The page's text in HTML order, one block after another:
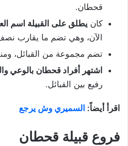
قحطان.
كان يطلق على القبيلة اسم
الآن، وهي تضم ما يقارب
تضم مجموعة من القبائل،
اشتهر أفراد قحطان بالوعي
رفيع بين القبائل.
اقرأ أيضاً: السميري وش يرجع
فروع قبيلة قحطان